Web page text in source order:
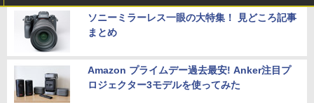
ソニーミラーレス一眼の大特集！ 見どころ記事
まとめ
Amazon プライムデー過去最安! Anker注目プ
ロジェクター3モデルを使ってみた